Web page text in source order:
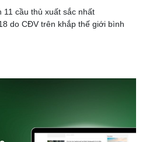
Tình yêu - Gia đình
11 cầu thủ xuất sắc nhất
do CĐV trên khắp thế giới bình